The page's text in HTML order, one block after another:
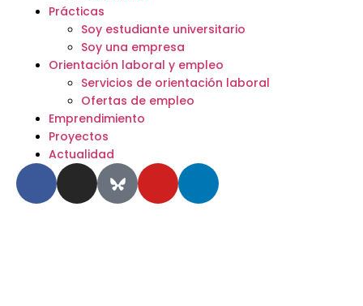
Prácticas
Soy estudiante universitario
Soy una empresa
Orientación laboral y empleo
Servicios de orientación laboral
Ofertas de empleo
Emprendimiento
Proyectos
Actualidad